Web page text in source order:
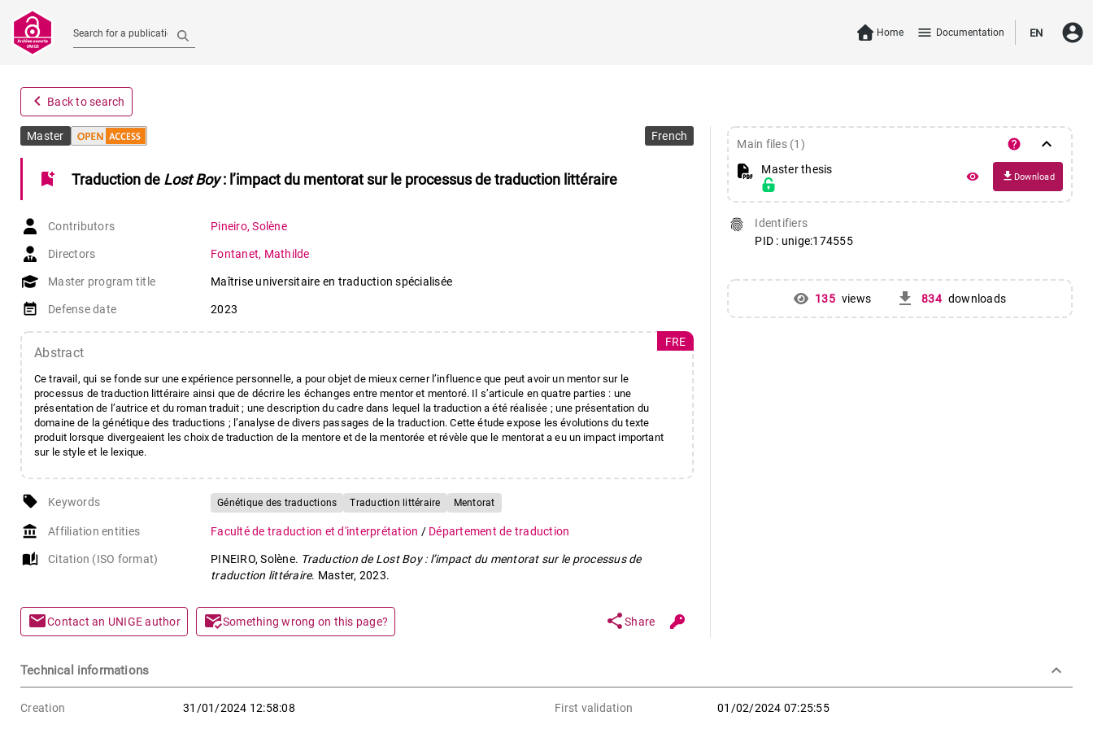
Search for a publication Home menu Documentation EN account_circle
navigate_before Back to search
Master French
bookmark_add Traduction de Lost Boy: l’impact du mentorat sur le processus de traduction littéraire
Contributors Pineiro,Solène
Directors Fontanet, Mathilde
Master program title Maîtrise universitaire en traduction spécialisée
event_note Defense date 2023
Abstract
Ce travail, qui se fonde sur une expérience personnelle, a pour objet de mieux cerner l’influence que peut avoir un mentor sur le
processus de traduction littéraire ainsi que de décrire les échanges entre mentor et mentoré. Il s’articule en quatre parties : une
présentation de l’autrice et du roman traduit ; une description du cadre dans lequel la traduction a été réalisée ; une présentation du
domaine de la génétique des traductions ; l’analyse de divers passages de la traduction. Cette étude expose les évolutions du texte
produit lorsque divergeaient les choix de traduction de la mentore et de la mentorée et révèle que le mentorat a eu un impact important
sur le style et le lexique.
FRE
local_offer Keywords Génétique des traductions Traduction littéraire Mentorat
account_balance Affiliation entities Faculté de traduction et d'interprétation / Département de traduction
auto_stories Citation (ISO format) PINEIRO, Solène. Traduction de Lost Boy: l’impact du mentorat sur le processus de
traduction littéraire. Master, 2023.
mailContact an UNIGE author mark_email_readSomething wrong on this page? shareShare
Main files (1) help keyboard_arrow_down
Master thesis
remove_red_eye file_download Download
fingerprint
Identifiers
PID : unige:174555
135 views get_app 834 downloads
Technical informations keyboard_arrow_down
Creation 31/01/2024 12:58:08 First validation
01/02/2024 07:25:55